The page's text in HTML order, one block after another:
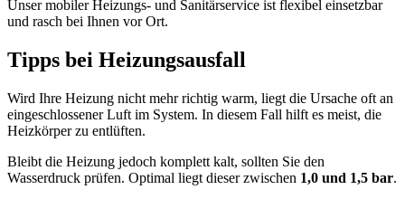
Unser mobiler Heizungs- und Sanitärservice ist flexibel einsetzbar
und rasch bei Ihnen vor Ort.
Tipps bei Heizungsausfall
Wird Ihre Heizung nicht mehr richtig warm, liegt die Ursache oft an
eingeschlossener Luft im System. In diesem Fall hilft es meist, die
Heizkörper zu entlüften.
Bleibt die Heizung jedoch komplett kalt, sollten Sie den
Wasserdruck prüfen. Optimal liegt dieser zwischen 1,0 und 1,5 bar.